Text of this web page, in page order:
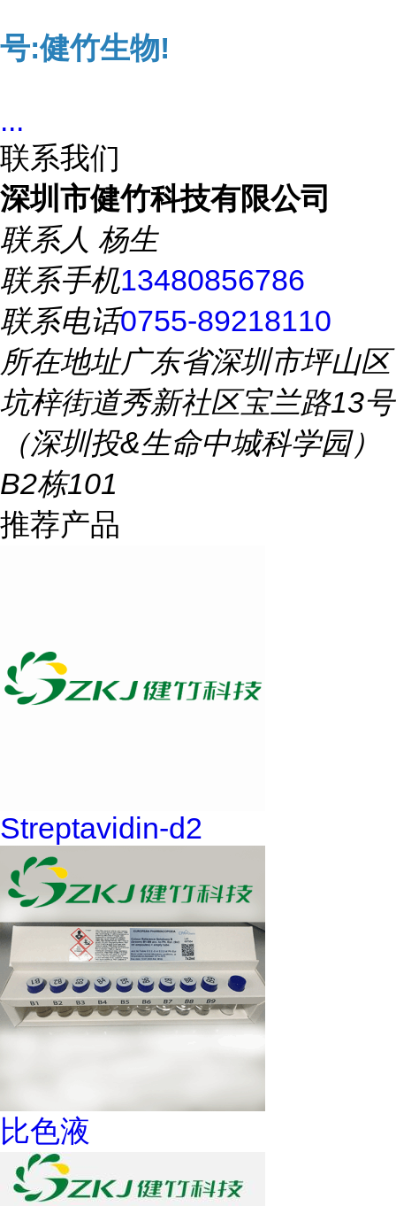
号:健竹生物!
...
联系我们
深圳市健竹科技有限公司
联系人 杨生
联系手机13480856786
联系电话0755-89218110
所在地址广东省深圳市坪山区
坑梓街道秀新社区宝兰路13号
（深圳投&生命中城科学园）
B2栋101
推荐产品
Streptavidin-d2
比色液